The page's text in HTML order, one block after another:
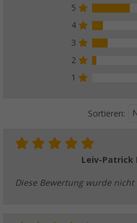
5
4
3
2
1
Sortieren:
Leiv-Patrick
Diese Bewertung wurde